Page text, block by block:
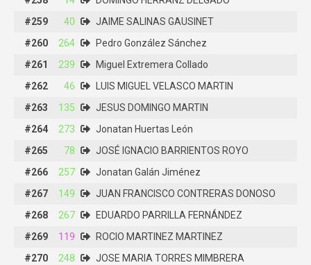
#259
40
JAIME SALINAS GAUSINET
#260
264
Pedro González Sánchez
#261
239
Miguel Extremera Collado
#262
46
LUIS MIGUEL VELASCO MARTIN
#263
135
JESUS DOMINGO MARTIN
#264
273
Jonatan Huertas León
#265
78
JOSÉ IGNACIO BARRIENTOS ROYO
#266
257
Jonatan Galán Jiménez
#267
149
JUAN FRANCISCO CONTRERAS DONOSO
#268
267
EDUARDO PARRILLA FERNÁNDEZ
#269
119
ROCIO MARTINEZ MARTINEZ
#270
248
JOSE MARIA TORRES MIMBRERA
#259
40
JAIME SALINAS GAUSINET
#260
264
Pedro González Sánchez
#261
239
Miguel Extremera Collado
#262
46
LUIS MIGUEL VELASCO MARTIN
#263
135
JESUS DOMINGO MARTIN
#264
273
Jonatan Huertas León
#265
JOSÉ IGNACIO BARRIENTOS ROYO
#266
257
Jonatan Galán Jiménez
#267
149
JUAN FRANCISCO CONTRERAS DONOSO
#268
267
EDUARDO PARRILLA FERNÁNDEZ
#269
119
ROCIO MARTINEZ MARTINEZ
#270
248
JOSE MARIA TORRES MIMBRERA